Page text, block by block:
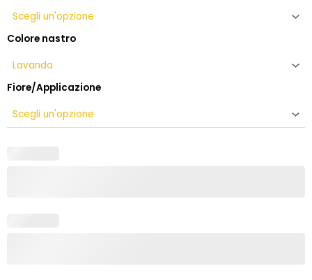
Colore nastro
Fiore/Applicazione
con
bouquet
fiori
in
quantità